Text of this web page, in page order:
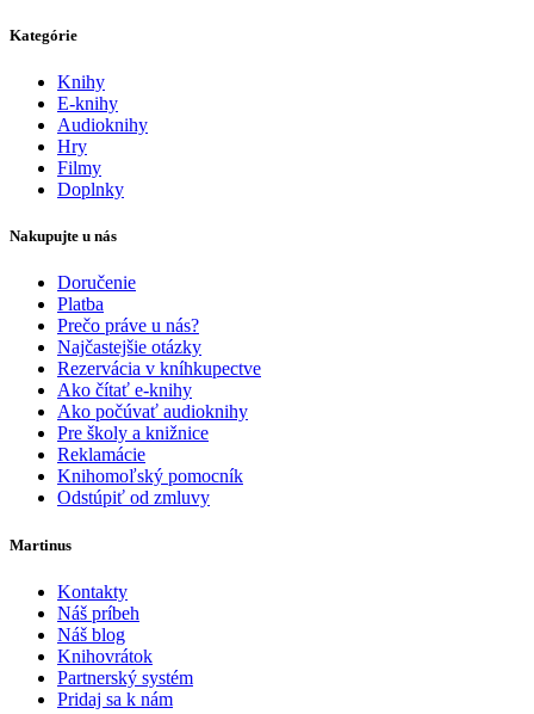
Kategórie
Knihy
E-knihy
Audioknihy
Hry
Filmy
Doplnky
Nakupujte u nás
Doručenie
Platba
Prečo práve u nás?
Najčastejšie otázky
Rezervácia v kníhkupectve
Ako čítať e-knihy
Ako počúvať audioknihy
Pre školy a knižnice
Reklamácie
Knihomoľský pomocník
Odstúpiť od zmluvy
Martinus
Kontakty
Náš príbeh
Náš blog
Knihovrátok
Partnerský systém
Pridaj sa k nám